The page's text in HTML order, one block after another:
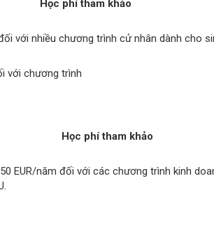
Học phí tham khảo
với nhiều chương trình cử nhân dành cho
với chương trình
Học phí tham khảo
EUR/năm đối với các chương trình kinh